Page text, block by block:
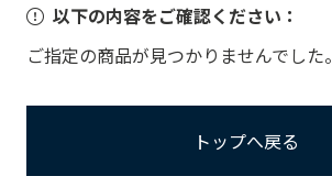
以下の内容をご確認ください：
ご指定の商品が見つかりませんでした。
トップへ戻る